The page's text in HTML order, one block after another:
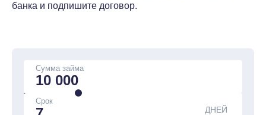
банка и подпишите договор.
Сумма займа
Срок
ДНЕЙ